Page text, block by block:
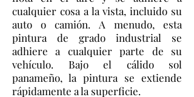
cualquier cosa a la vista, incluido su
auto o camión. A menudo, esta
pintura de grado industrial se
adhiere a cualquier parte de su
vehículo. Bajo el cálido sol
panameño, la pintura se extiende
rápidamente a la superficie.